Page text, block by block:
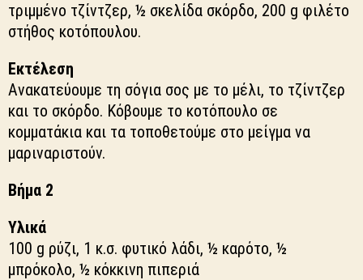
τριμμένο τζίντζερ, ½ σκελίδα σκόρδο, 200 g φιλέτο
στήθος κοτόπουλου.
Εκτέλεση
Ανακατεύουμε τη σόγια σος με το μέλι, το τζίντζερ
και το σκόρδο. Κόβουμε το κοτόπουλο σε
κομματάκια και τα τοποθετούμε στο μείγμα να
μαριναριστούν.
Βήμα 2
Υλικά
100 g ρύζι, 1 κ.σ. φυτικό λάδι, ½ καρότο, ½
μπρόκολο, ½ κόκκινη πιπεριά